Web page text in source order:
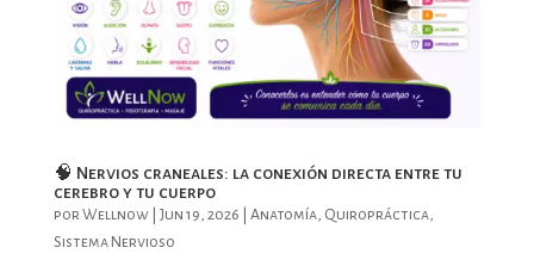
🧠 Nervios craneales: la conexión directa entre tu
cerebro y tu cuerpo
por Wellnow| Jun 19, 2026 Anatomía, Quiropráctica,
Sistema Nervioso